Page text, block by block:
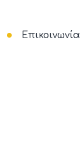
Επικοινωνία